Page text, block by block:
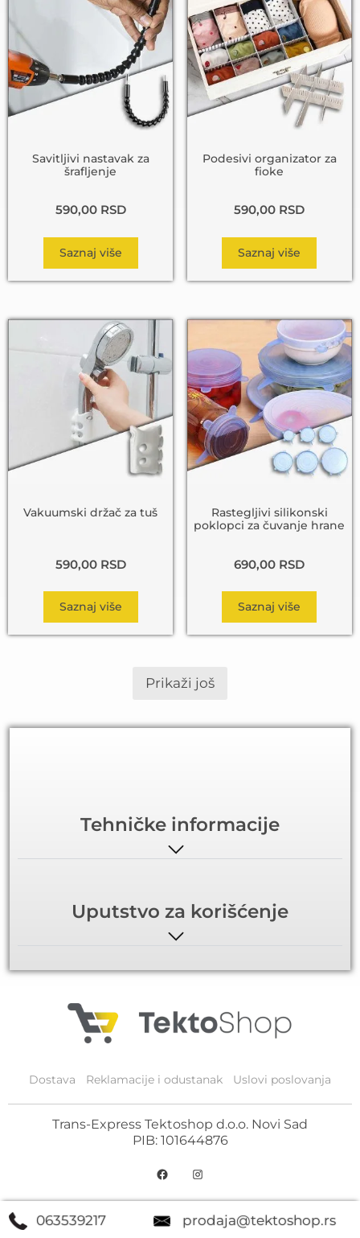
Savitljivi nastavak za
šrafljenje
590,00 RSD
Saznaj više
Podesivi organizator za
fioke
590,00 RSD
Saznaj više
Vakuumski držač za tuš
590,00 RSD
Saznaj više
Rastegljivi silikonski
poklopci za čuvanje hrane
690,00 RSD
Saznaj više
Prikaži još
Tehničke informacije
Uputstvo za korišćenje
Dostava Reklamacije i odustanak Uslovi poslovanja
Trans-Express Tektoshop d.o.o. Novi Sad
PIB: 101644876
063539217 prodaja@tektoshop.rs